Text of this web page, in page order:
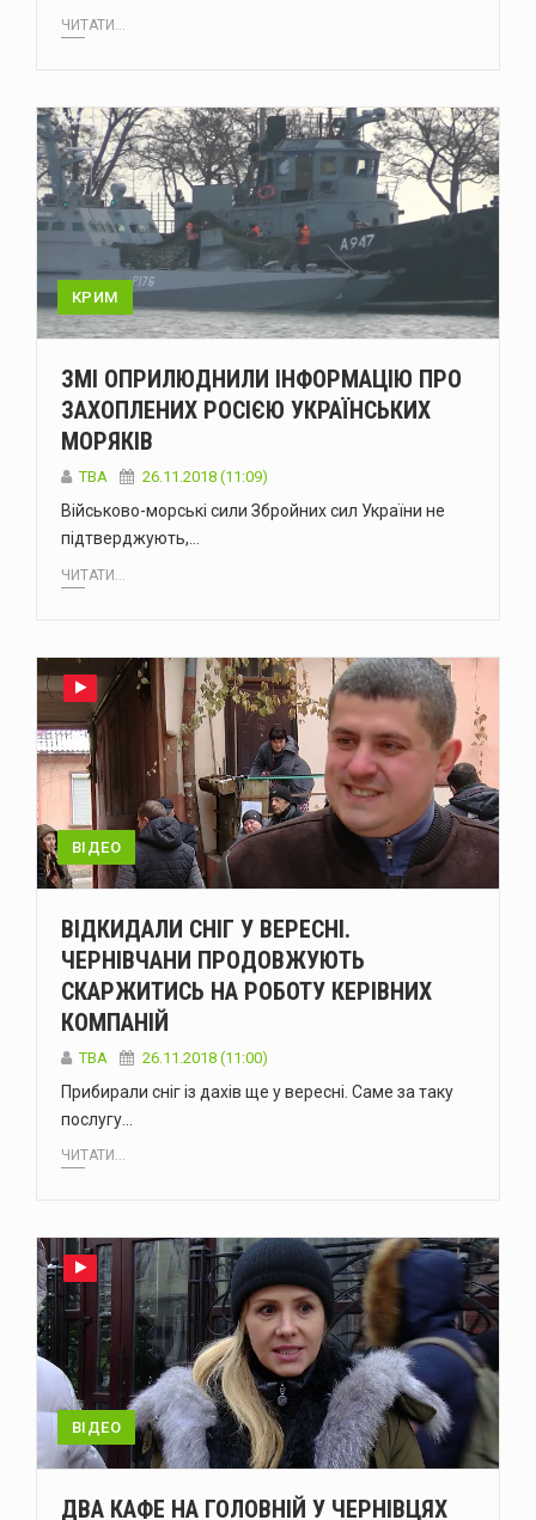
ЧИТАТИ...
КРИМ
ЗМІ ОПРИЛЮДНИЛИ ІНФОРМАЦІЮ ПРО
ЗАХОПЛЕНИХ РОСІЄЮ УКРАЇНСЬКИХ
МОРЯКІВ
TBA 26.11.2018 (11:09)
Військово-морські сили Збройних сил України не
підтверджують,…
ЧИТАТИ...
ВІДЕО
ВІДКИДАЛИ СНІГ У ВЕРЕСНІ.
ЧЕРНІВЧАНИ ПРОДОВЖУЮТЬ
СКАРЖИТИСЬ НА РОБОТУ КЕРІВНИХ
КОМПАНІЙ
TBA 26.11.2018 (11:00)
Прибирали сніг із дахів ще у вересні. Саме за таку
послугу…
ЧИТАТИ...
ВІДЕО
ДВА КАФЕ НА ГОЛОВНІЙ У ЧЕРНІВЦЯХ